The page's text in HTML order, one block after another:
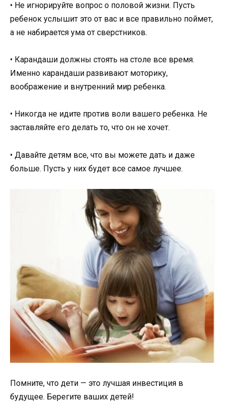
• Не игнорируйте вопрос о половой жизни. Пусть
ребенок услышит это от вас и все правильно поймет,
а не набирается ума от сверстников.
• Карандаши должны стоять на столе все время.
Именно карандаши развивают моторику,
воображение и внутренний мир ребенка.
• Никогда не идите против воли вашего ребенка. Не
заставляйте его делать то, что он не хочет.
• Давайте детям все, что вы можете дать и даже
больше. Пусть у них будет все самое лучшее.
Помните, что дети — это лучшая инвестиция в
будущее. Берегите ваших детей!